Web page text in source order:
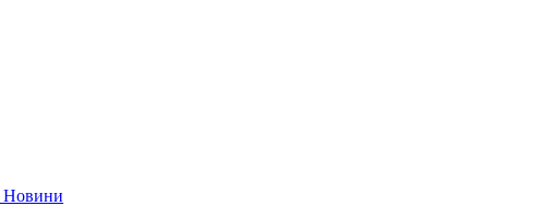
Новини